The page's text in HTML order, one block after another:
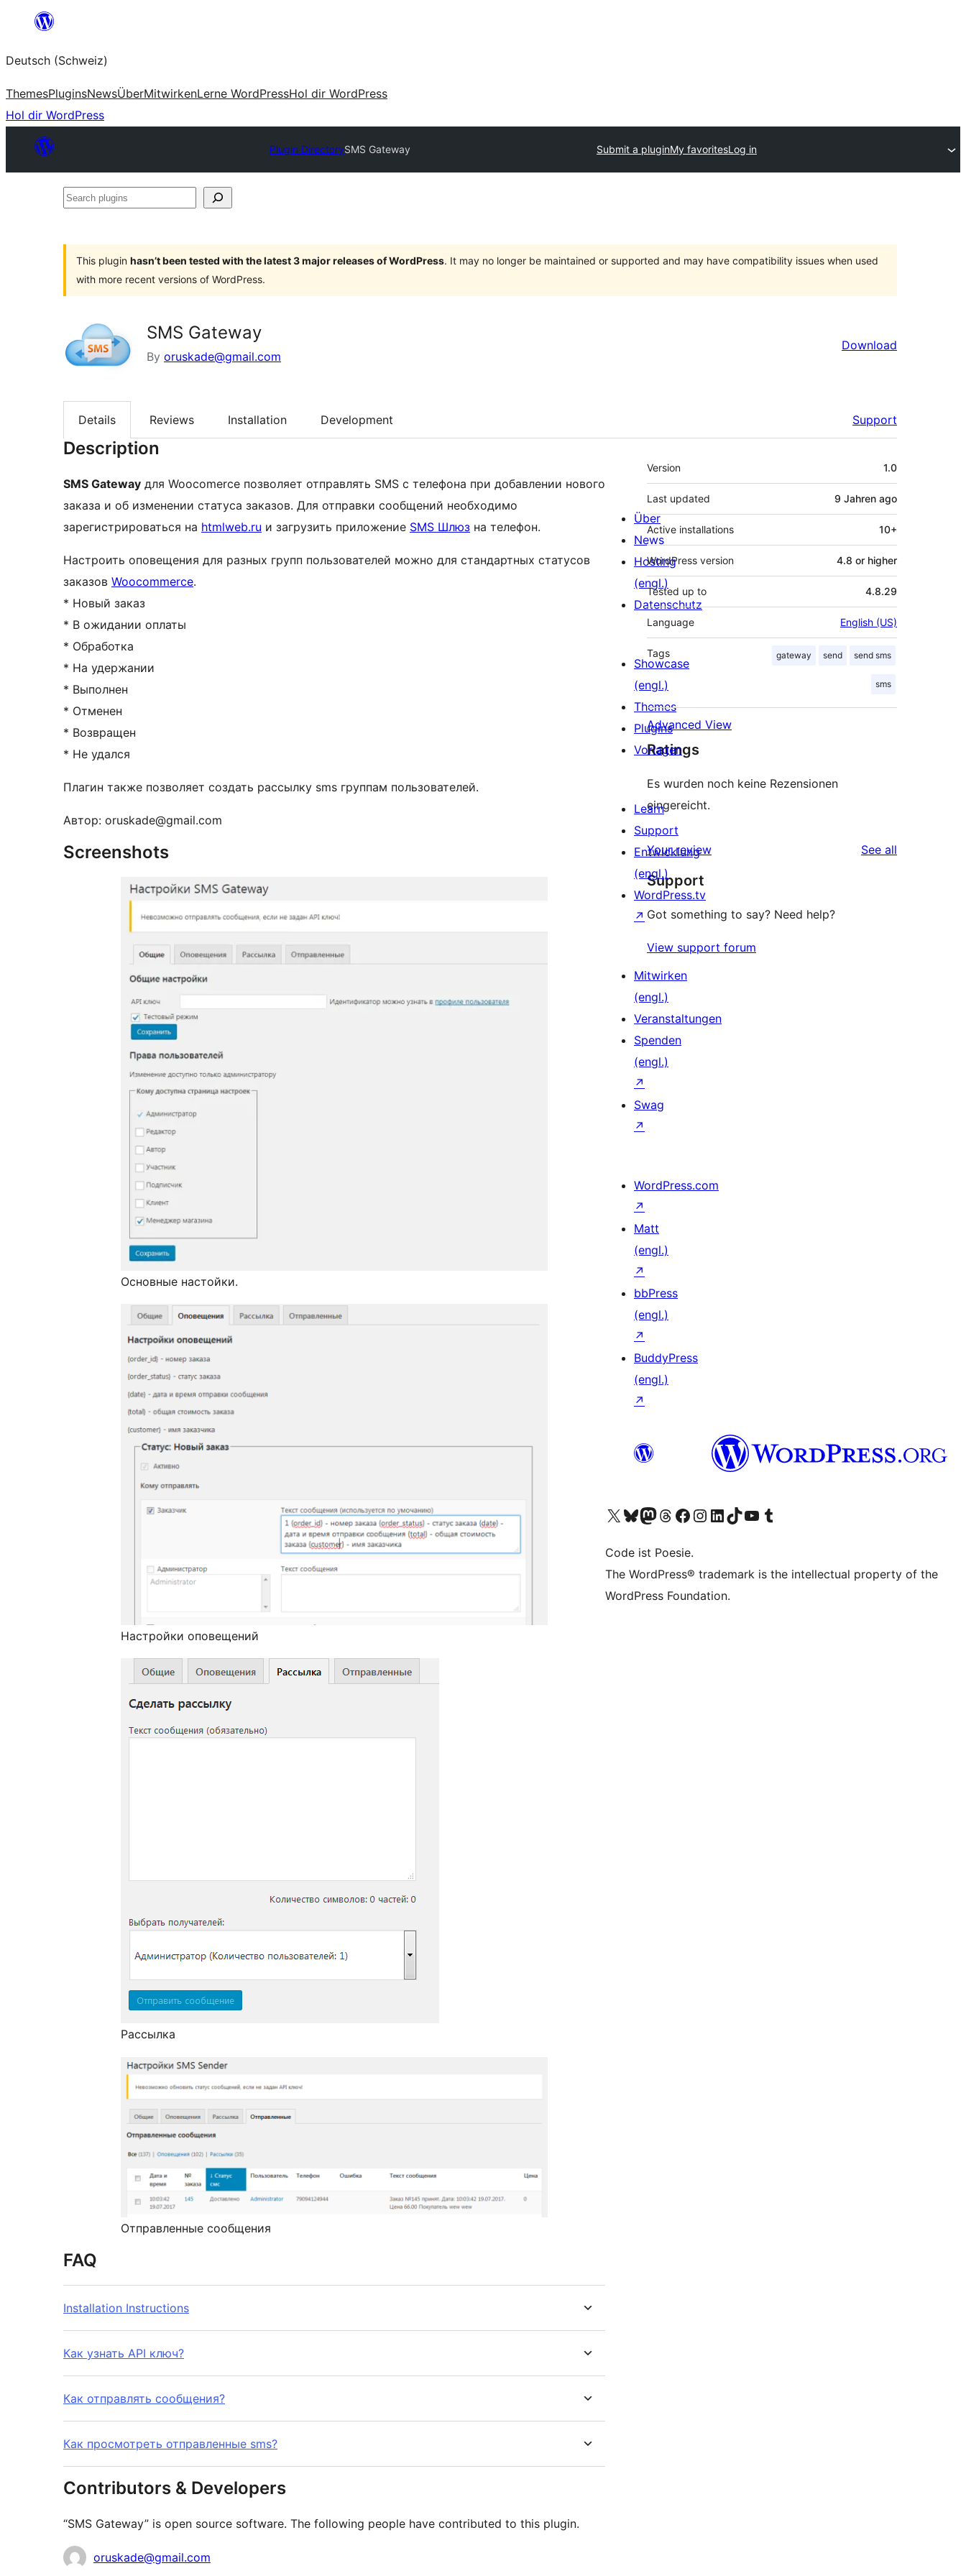
springen
Deutsch (Schweiz)
ThemesPluginsNewsÜberMitwirkenLerne WordPressHol dir WordPress
Hol dir WordPress
Plugin DirectorySMS Gateway Submit a pluginMy favoritesLog in
Search
This plugin hasn’t been tested with the latest 3 major releases of WordPress. It may no longer be maintained or supported and may have compatibility issues when used
with more recent versions of WordPress.
SMS Gateway
By oruskade@gmail.com
Download
Details Reviews Installation Development Support
Description
SMS Gateway для Woocomerce позволяет отправлять SMS c телефона при добавлении нового
заказа и об изменении статуса заказов. Для отправки сообщений необходимо
зарегистрироваться на htmlweb.ru и загрузить приложение SMS Шлюз на телефон.
Настроить оповещения для разных групп пользователей можно для стандартных статусов
заказов Woocommerce.
* Новый заказ
* В ожидании оплаты
* Обработка
* На удержании
* Выполнен
* Отменен
* Возвращен
* Не удался
Плагин также позволяет создать рассылку sms группам пользователей.
Автор: oruskade@gmail.com
Screenshots
Основные настойки.
Настройки оповещений
Рассылка
Отправленные сообщения
FAQ
Installation Instructions
Как узнать API ключ?
Как отправлять сообщения?
Как просмотреть отправленные sms?
Contributors & Developers
“SMS Gateway” is open source software. The following people have contributed to this plugin.
Contributors
oruskade@gmail.com
Meta
Version 1.0
Last updated 9 Jahren ago
Active installations 10+
WordPress version 4.8 or higher
Tested up to 4.8.29
Language English (US)
Tags gateway send send sms
sms
Advanced View
Ratings
Es wurden noch keine Rezensionen
eingereicht.
Your review See all
Support
Got something to say? Need help?
View support forum
Über
News
Hosting
(engl.)
Datenschutz
Showcase
(engl.)
Themes
Plugins
Vorlagen
Learn
Support
Entwicklung
(engl.)
WordPress.tv
↗
Mitwirken
(engl.)
Veranstaltungen
Spenden
(engl.)
↗
Swag
↗
WordPress.com
↗
Matt
(engl.)
↗
bbPress
(engl.)
↗
BuddyPress
(engl.)
↗
Das X-Konto (früher Twitter) von WordPress.org besuchen
Das Bluesky-Konto von WordPress.org besuchen
Das Mastodon-Konto von WordPress.org besuchen
Das Threads-Konto von WordPress.org besuchen
Die Facebook-Seite von WordPress.org besuchen
Das Instagram-Konto von WordPress.org besuchen
Das LinkedIn-Konto von WordPress.org besuchen
Das TikTok-Konto von WordPress.org besuchen
Den YouTube-Kanal von WordPress.org besuchen
Das Tumblr-Konto von WordPress.org besuchen
Code ist Poesie.
The WordPress® trademark is the intellectual property of the
WordPress Foundation.